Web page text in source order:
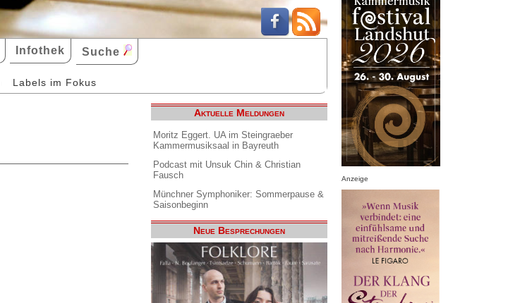
Infothek Suche
Labels im Fokus
Aktuelle Meldungen
Moritz Eggert. UA im Steingraeber
Kammermusiksaal in Bayreuth
Podcast mit Unsuk Chin & Christian
Fausch
Münchner Symphoniker: Sommerpause &
Saisonbeginn
Neue Besprechungen
Anzeige